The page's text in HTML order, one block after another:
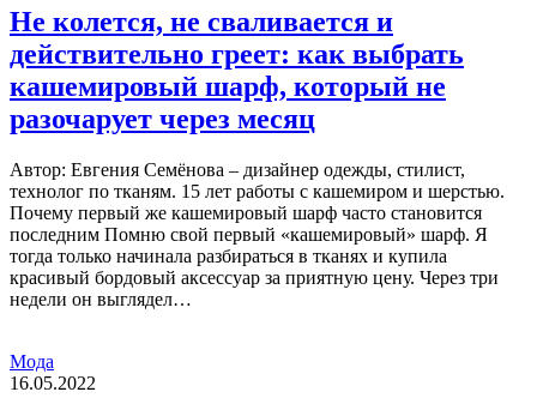
Не колется, не сваливается и
действительно греет: как выбрать
кашемировый шарф, который не
разочарует через месяц
Автор: Евгения Семёнова – дизайнер одежды, стилист,
технолог по тканям. 15 лет работы с кашемиром и шерстью.
Почему первый же кашемировый шарф часто становится
последним Помню свой первый «кашемировый» шарф. Я
тогда только начинала разбираться в тканях и купила
красивый бордовый аксессуар за приятную цену. Через три
недели он выглядел…
Мода
16.05.2022